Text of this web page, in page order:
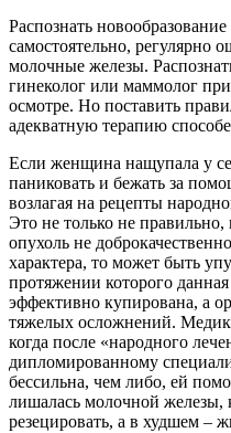
Распознать
самостоятельно, регулярно
молочные железы.
гинеколог или маммолог
осмотре. Но поставить
адекватную терапию
Если женщина нащупала у
паниковать и бежать за
возлагая на рецепты
Это не только не
опухоль не
характера, то может быть
протяжении которого
эффективно купирована, а
тяжелых осложнений.
когда после «народного
дипломированному
бессильна, чем либо, ей
лишалась молочной железы,
резецировать, а в худшем –